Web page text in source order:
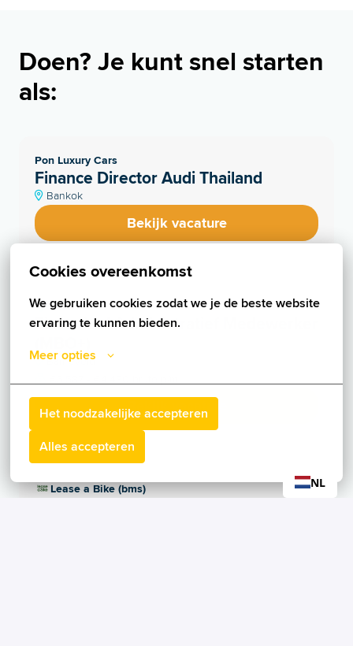
Cookies overeenkomst
We gebruiken cookies zodat we je de beste website
ervaring te kunnen bieden.
Meer opties
Het noodzakelijke accepteren
Alles accepteren
Doen? Je kunt snel starten
als:
Pon Luxury Cars
Finance Director Audi Thailand
Bankok
Bekijk vacature
Orion
Financieel Administratief Medewerker
Barneveld
Bekijk vacature
Lease a Bike (bms) NL